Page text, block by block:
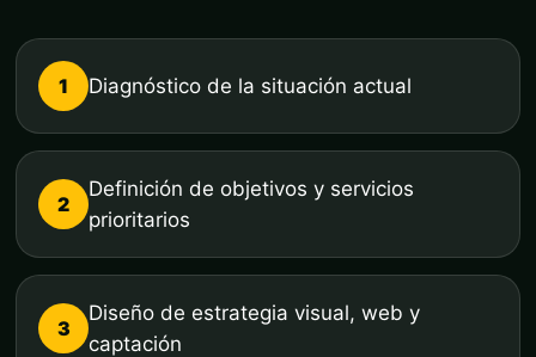
1 Diagnóstico de la situación actual
2
Definición de objetivos y servicios
prioritarios
3
Diseño de estrategia visual, web y
captación